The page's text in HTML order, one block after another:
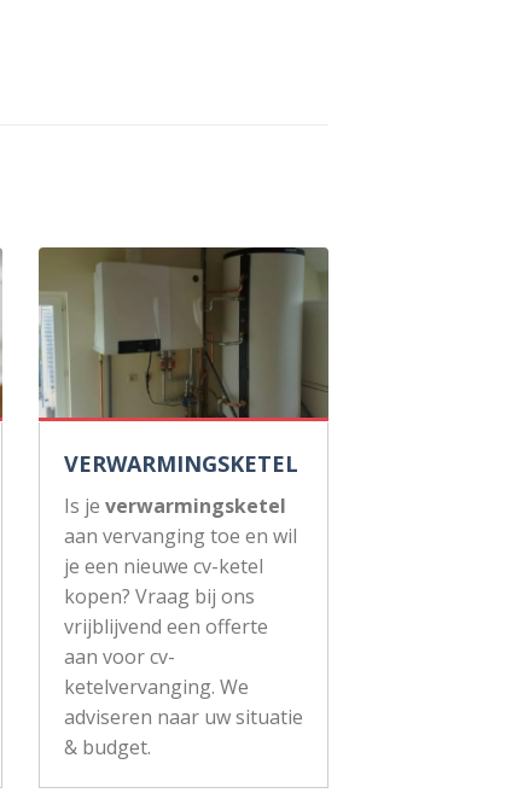
VERWARMINGSKETEL
Is je verwarmingsketel
aan vervanging toe en wil
je een nieuwe cv-ketel
kopen? Vraag bij ons
vrijblijvend een offerte
aan voor cv-
ketelvervanging. We
adviseren naar uw situatie
& budget.